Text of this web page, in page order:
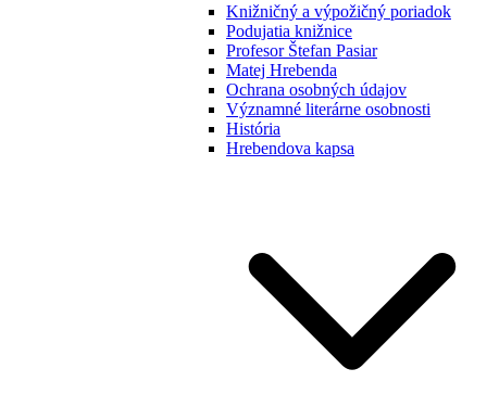
Knižničný a výpožičný poriadok
Podujatia knižnice
Profesor Štefan Pasiar
Matej Hrebenda
Ochrana osobných údajov
Významné literárne osobnosti
História
Hrebendova kapsa